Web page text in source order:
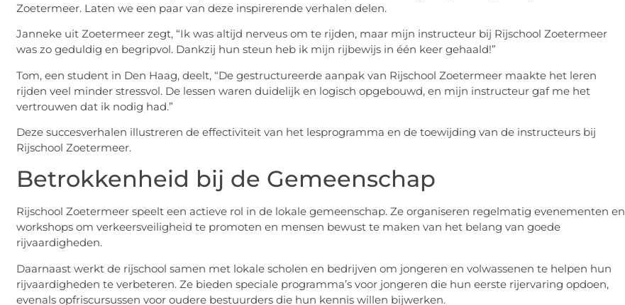
Zoetermeer. Laten we een paar van deze inspirerende verhalen delen.
Janneke uit Zoetermeer zegt, “Ik was altijd nerveus om te rijden, maar mijn instructeur bij Rijschool Zoetermeer
was zo geduldig en begripvol. Dankzij hun steun heb ik mijn rijbewijs in één keer gehaald!”
Tom, een student in Den Haag, deelt, “De gestructureerde aanpak van Rijschool Zoetermeer maakte het leren
rijden veel minder stressvol. De lessen waren duidelijk en logisch opgebouwd, en mijn instructeur gaf me het
vertrouwen dat ik nodig had.”
Deze succesverhalen illustreren de effectiviteit van het lesprogramma en de toewijding van de instructeurs bij
Rijschool Zoetermeer.
Betrokkenheid bij de Gemeenschap
Rijschool Zoetermeer speelt een actieve rol in de lokale gemeenschap. Ze organiseren regelmatig evenementen en
workshops om verkeersveiligheid te promoten en mensen bewust te maken van het belang van goede
rijvaardigheden.
Daarnaast werkt de rijschool samen met lokale scholen en bedrijven om jongeren en volwassenen te helpen hun
rijvaardigheden te verbeteren. Ze bieden speciale programma’s voor jongeren die hun eerste rijervaring opdoen,
evenals opfriscursussen voor oudere bestuurders die hun kennis willen bijwerken.